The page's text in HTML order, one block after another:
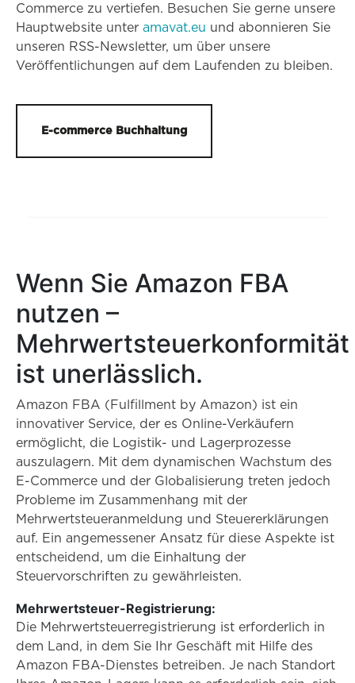
Commerce zu vertiefen. Besuchen Sie gerne unsere
Hauptwebsite unter amavat.eu und abonnieren Sie
unseren RSS-Newsletter, um über unsere
Veröffentlichungen auf dem Laufenden zu bleiben.
E-commerce Buchhaltung
Wenn Sie Amazon FBA
nutzen –
Mehrwertsteuerkonformität
ist unerlässlich.
Amazon FBA (Fulfillment by Amazon) ist ein
innovativer Service, der es Online-Verkäufern
ermöglicht, die Logistik- und Lagerprozesse
auszulagern. Mit dem dynamischen Wachstum des
E-Commerce und der Globalisierung treten jedoch
Probleme im Zusammenhang mit der
Mehrwertsteueranmeldung und Steuererklärungen
auf. Ein angemessener Ansatz für diese Aspekte ist
entscheidend, um die Einhaltung der
Steuervorschriften zu gewährleisten.
Mehrwertsteuer-Registrierung:
Die Mehrwertsteuerregistrierung ist erforderlich in
dem Land, in dem Sie Ihr Geschäft mit Hilfe des
Amazon FBA-Dienstes betreiben. Je nach Standort